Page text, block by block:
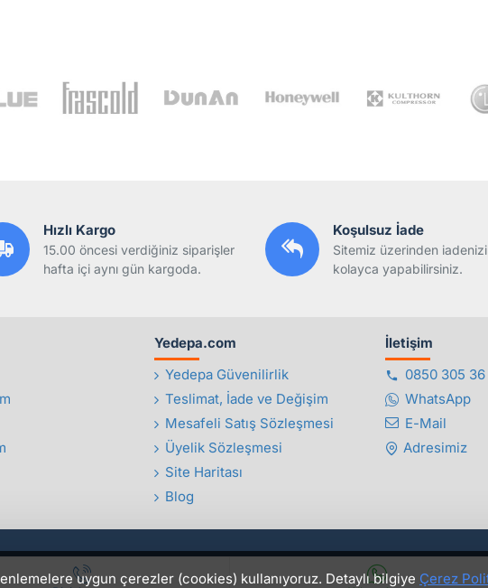
uygun çerezler (cookies) kullanıyoruz. Detaylı bilgiye Çerez
Hızlı Kargo
15.00 öncesi verdiğiniz siparişler
hafta içi aynı gün kargoda.
Koşulsuz İade
Sitemiz üzerinden iadenizi
kolayca yapabilirsiniz.
Yedepa.com
Yedepa Güvenilirlik
Teslimat, İade ve Değişim
Mesafeli Satış Sözleşmesi
Üyelik Sözleşmesi
Site Haritası
Blog
İletişim
0850 305 36
WhatsApp
E-Mail
Adresimiz